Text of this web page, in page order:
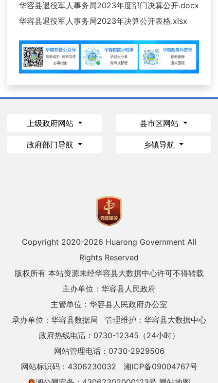
华容县退役军人事务局2023年度部门决算公开.docx
华容县退役军人事务局2023年决算公开表格.xlsx
上级政府网站 县市区网站
政府部门导航 乡镇导航
Copyright 2020-2026 Huarong Government All
Rights Reserved
版权所有 本站资源未经华容县大数据中心许可不得转载
主办单位：华容县人民政府
主管单位：华容县人民政府办公室
承办单位：华容县数据局
管理维护：华容县大数据中心
政府热线电话：0730-12345（24小时）
网站管理电话：0730-2929506
网站标识码：4306230032
湘ICP备09004767号